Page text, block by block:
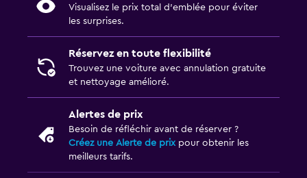
Visualisez le prix total d’emblée pour éviter
les surprises.
Réservez en toute flexibilité
Trouvez une voiture avec annulation gratuite
et nettoyage amélioré.
Alertes de prix
Besoin de réfléchir avant de réserver ?
Créez une Alerte de prixpour obtenir les
meilleurs tarifs.